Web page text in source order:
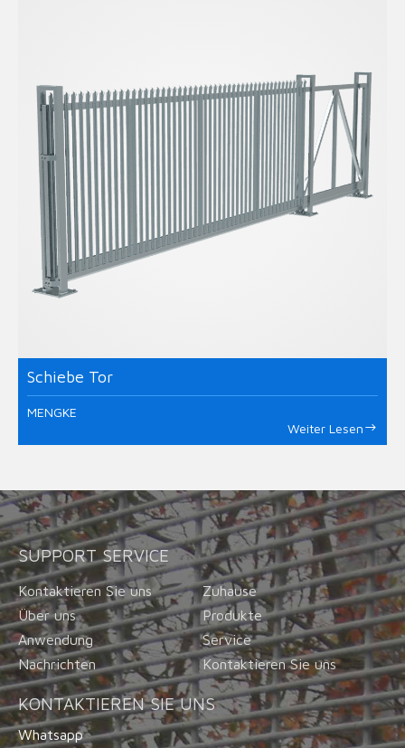
Schiebe Tor
MENGKE
Weiter Lesen
SUPPORT SERVICE
Kontaktieren Sie uns
Zuhause
Über uns
Produkte
Anwendung
Service
Nachrichten
Kontaktieren Sie uns
KONTAKTIEREN SIE UNS
Whatsapp